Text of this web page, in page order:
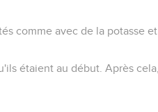
comme avec de la potasse et
étaient au début. Après cela,